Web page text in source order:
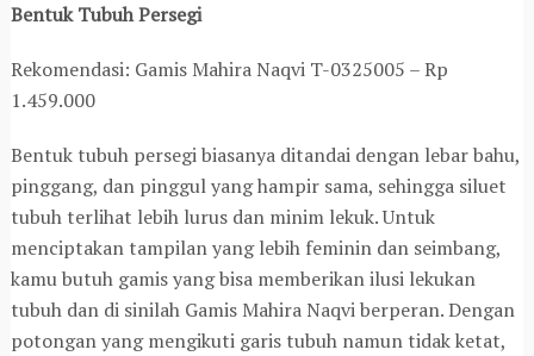
Bentuk Tubuh Persegi
Rekomendasi: Gamis Mahira Naqvi T-0325005 – Rp
1.459.000
Bentuk tubuh persegi biasanya ditandai dengan lebar bahu,
pinggang, dan pinggul yang hampir sama, sehingga siluet
tubuh terlihat lebih lurus dan minim lekuk. Untuk
menciptakan tampilan yang lebih feminin dan seimbang,
kamu butuh gamis yang bisa memberikan ilusi lekukan
tubuh dan di sinilah Gamis Mahira Naqvi berperan. Dengan
potongan yang mengikuti garis tubuh namun tidak ketat,